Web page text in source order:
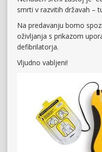
smrti v razvitih državah –
Na predavanju bomo
oživljanja s prikazom
defibrilatorja.
Vljudno vabljeni!